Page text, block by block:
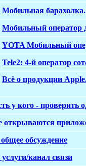
Мобильная
Мобильный оператор
YOTA Мобильный
Tele2: 4-й оператор
Всё о продукции
у кого - проверить
открываются
обсуждение
канал связи